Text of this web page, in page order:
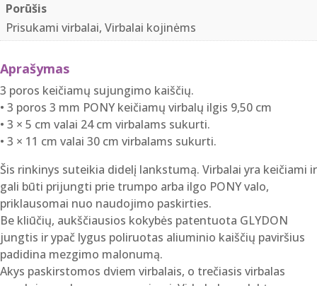
Porūšis
Prisukami virbalai, Virbalai kojinėms
Aprašymas
3 poros keičiamų sujungimo kaiščių.
• 3 poros 3 mm PONY keičiamų virbalų ilgis 9,50 cm
• 3 × 5 cm valai 24 cm virbalams sukurti.
• 3 × 11 cm valai 30 cm virbalams sukurti.
Šis rinkinys suteikia didelį lankstumą. Virbalai yra keičiami ir
gali būti prijungti prie trumpo arba ilgo PONY valo,
priklausomai nuo naudojimo paskirties.
Be kliūčių, aukščiausios kokybės patentuota GLYDON
jungtis ir ypač lygus poliruotas aliuminio kaiščių paviršius
padidina mezgimo malonumą.
Akys paskirstomos dviem virbalais, o trečiasis virbalas